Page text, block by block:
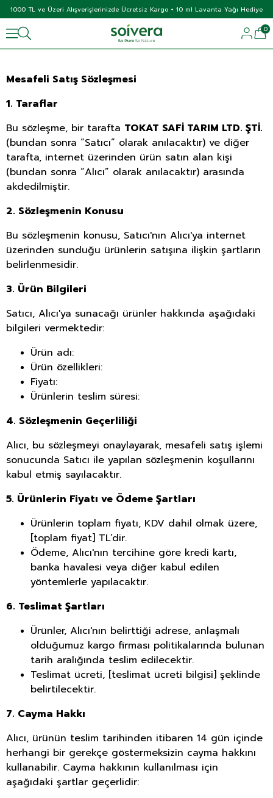
1000 TL ve Üzeri Alışverişlerinizde Ücretsiz Kargo + 10 ml Lavanta Yağı Hediye
0
Mesafeli Satış Sözleşmesi
1. Taraflar
Bu sözleşme, bir tarafta TOKAT SAFİ TARIM LTD. ŞTİ.
(bundan sonra “Satıcı” olarak anılacaktır) ve diğer
tarafta, internet üzerinden ürün satın alan kişi
(bundan sonra “Alıcı” olarak anılacaktır) arasında
akdedilmiştir.
2. Sözleşmenin Konusu
Bu sözleşmenin konusu, Satıcı'nın Alıcı'ya internet
üzerinden sunduğu ürünlerin satışına ilişkin şartların
belirlenmesidir.
3. Ürün Bilgileri
Satıcı, Alıcı'ya sunacağı ürünler hakkında aşağıdaki
bilgileri vermektedir:
Ürün adı:
Ürün özellikleri:
Fiyatı:
Ürünlerin teslim süresi:
4. Sözleşmenin Geçerliliği
Alıcı, bu sözleşmeyi onaylayarak, mesafeli satış işlemi
sonucunda Satıcı ile yapılan sözleşmenin koşullarını
kabul etmiş sayılacaktır.
5. Ürünlerin Fiyatı ve Ödeme Şartları
Ürünlerin toplam fiyatı, KDV dahil olmak üzere,
[toplam fiyat] TL’dir.
Ödeme, Alıcı'nın tercihine göre kredi kartı,
banka havalesi veya diğer kabul edilen
yöntemlerle yapılacaktır.
6. Teslimat Şartları
Ürünler, Alıcı'nın belirttiği adrese, anlaşmalı
olduğumuz kargo firması politikalarında bulunan
tarih aralığında teslim edilecektir.
Teslimat ücreti, [teslimat ücreti bilgisi] şeklinde
belirtilecektir.
7. Cayma Hakkı
Alıcı, ürünün teslim tarihinden itibaren 14 gün içinde
herhangi bir gerekçe göstermeksizin cayma hakkını
kullanabilir. Cayma hakkının kullanılması için
aşağıdaki şartlar geçerlidir: